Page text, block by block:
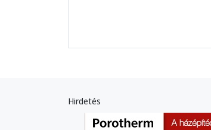
Hirdetés